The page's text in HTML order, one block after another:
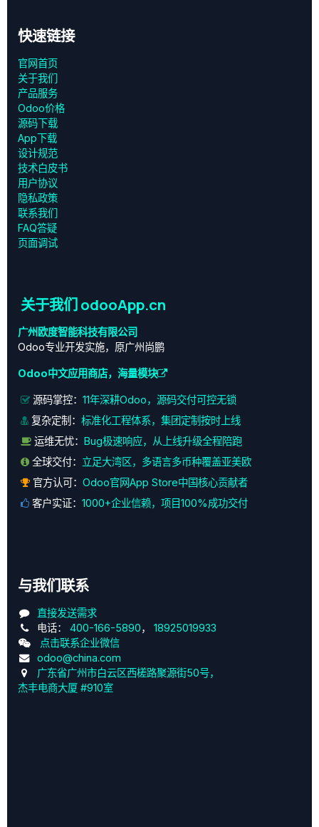
快速链接
官网首页
关于我们
产品服务
Odoo价格
源码下载
App下载
设计规范
技术白皮书
用户协议
‎隐私政策‎
联系我们
FAQ答疑
页面调试
关于我们 odooApp.cn
广州欧度智能科技有限公司
Odoo专业开发实施，原广州尚鹏
Odoo中文应用商店，海量模块
源码掌控： 11年深耕Odoo，源码交付可控无锁
复杂定制： 标准化工程体系，集团定制按时上线
运维无忧： Bug极速响应，从上线升级全程陪跑
全球交付： 立足大湾区，多语言多币种覆盖亚美欧
官方认可： Odoo官网App Store中国核心贡献者
客户实证： 1000+企业信赖，项目100%成功交付
与我们联系
直接发送需求
电话： 400-166-5890， 18925019933
点击联系企业微信
odoo@china.com
广东省广州市白云区西槎路聚源街50号，
杰丰电商大厦 #910室